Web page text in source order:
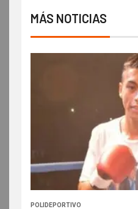
MÁS NOTICIAS
POLIDEPORTIVO